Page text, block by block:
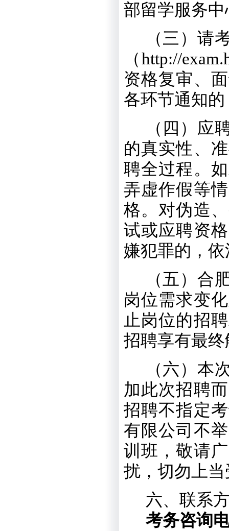
部留学服务
（三）请
（http://
资格复审、
各环节通知
（四）应
的真实性、
聘全过程。
弄虚作假等
格。对伪造
试或应聘资
嫌犯罪的，
（五）合
岗位需求变
止岗位的招
招聘享有最
（六）本
加此次招聘
招聘不指定
有限公司不
训班，敬请
扰，切勿上
六、联系
考务咨询